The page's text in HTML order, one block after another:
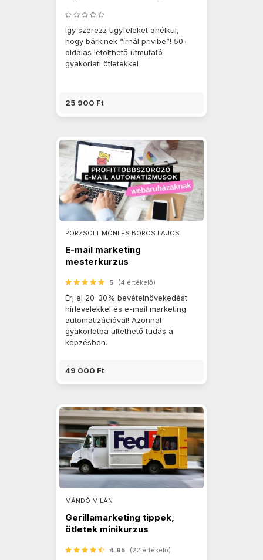
Így szerezz ügyfeleket anélkül,
hogy bárkinek “írnál privibe”! 50+
oldalas letölthető útmutató
gyakorlati ötletekkel
25 900 Ft
PÖRZSÖLT MÓNI ÉS BOROS LAJOS
E-mail marketing
mesterkurzus
5 (4 értékelő)
Érj el 20-30% bevételnövekedést
hírlevelekkel és e-mail marketing
automatizációval! Azonnal
gyakorlatba ültethető tudás a
képzésben.
49 000 Ft
MÁNDÓ MILÁN
Gerillamarketing tippek,
ötletek minikurzus
4.95 (22 értékelő)